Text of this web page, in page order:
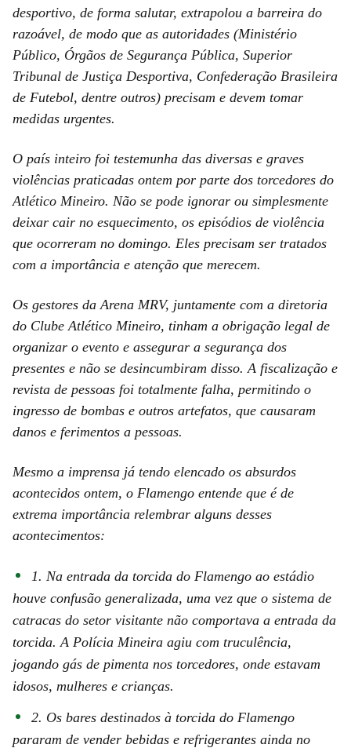
desportivo, de forma salutar, extrapolou a barreira do
razoável, de modo que as autoridades (Ministério
Público, Órgãos de Segurança Pública, Superior
Tribunal de Justiça Desportiva, Confederação Brasileira
de Futebol, dentre outros) precisam e devem tomar
medidas urgentes.
O país inteiro foi testemunha das diversas e graves
violências praticadas ontem por parte dos torcedores do
Atlético Mineiro. Não se pode ignorar ou simplesmente
deixar cair no esquecimento, os episódios de violência
que ocorreram no domingo. Eles precisam ser tratados
com a importância e atenção que merecem.
Os gestores da Arena MRV, juntamente com a diretoria
do Clube Atlético Mineiro, tinham a obrigação legal de
organizar o evento e assegurar a segurança dos
presentes e não se desincumbiram disso. A fiscalização e
revista de pessoas foi totalmente falha, permitindo o
ingresso de bombas e outros artefatos, que causaram
danos e ferimentos a pessoas.
Mesmo a imprensa já tendo elencado os absurdos
acontecidos ontem, o Flamengo entende que é de
extrema importância relembrar alguns desses
acontecimentos:
1. Na entrada da torcida do Flamengo ao estádio
houve confusão generalizada, uma vez que o sistema de
catracas do setor visitante não comportava a entrada da
torcida. A Polícia Mineira agiu com truculência,
jogando gás de pimenta nos torcedores, onde estavam
idosos, mulheres e crianças.
2. Os bares destinados à torcida do Flamengo
pararam de vender bebidas e refrigerantes ainda no